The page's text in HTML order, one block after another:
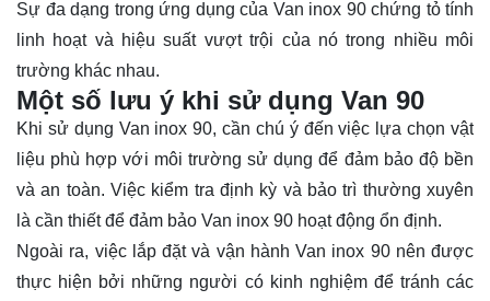
Sự đa dạng trong ứng dụng của Van inox 90 chứng tỏ tính
linh hoạt và hiệu suất vượt trội của nó trong nhiều môi
trường khác nhau.
Một số lưu ý khi sử dụng Van 90
Khi sử dụng Van inox 90, cần chú ý đến việc lựa chọn vật
liệu phù hợp với môi trường sử dụng để đảm bảo độ bền
và an toàn. Việc kiểm tra định kỳ và bảo trì thường xuyên
là cần thiết để đảm bảo Van inox 90 hoạt động ổn định.
Ngoài ra, việc lắp đặt và vận hành Van inox 90 nên được
thực hiện bởi những người có kinh nghiệm để tránh các